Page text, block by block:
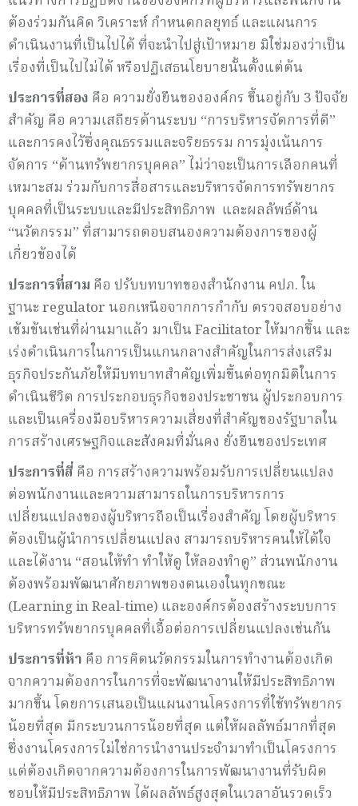
ต้องร่วมกันคิด วิเคราะห์ กำหนดกลยุทธ์ และแผนการ
ดำเนินงานที่เป็นไปได้ ที่จะนำไปสู่เป้าหมาย มิใช่มองว่าเป็น
เรื่องที่เป็นไปไม่ได้ หรือปฏิเสธนโยบายนั้นตั้งแต่ต้น
ประการที่สอง คือ ความยั่งยืนขององค์กร ขึ้นอยู่กับ 3 ปัจจัย
สำคัญ คือ ความเสถียรด้านระบบ “การบริหารจัดการที่ดี”
และการคงไว้ซึ่งคุณธรรมและจริยธรรม การมุ่งเน้นการ
จัดการ “ด้านทรัพยากรบุคคล” ไม่ว่าจะเป็นการเลือกคนที่
เหมาะสม ร่วมกับการสื่อสารและบริหารจัดการทรัพยากร
บุคคลที่เป็นระบบและมีประสิทธิภาพ และผลลัพธ์ด้าน
“นวัตกรรม” ที่สามารถตอบสนองความต้องการของผู้
เกี่ยวข้องได้
ประการที่สาม คือ ปรับบทบาทของสำนักงาน คปภ. ใน
ฐานะ regulator นอกเหนือจากการกำกับ ตรวจสอบอย่าง
เข้มข้นเช่นที่ผ่านมาแล้ว มาเป็น Facilitator ให้มากขึ้น และ
เร่งดำเนินการในการเป็นแกนกลางสำคัญในการส่งเสริม
ธุรกิจประกันภัยให้มีบทบาทสำคัญเพิ่มขึ้นต่อทุกมิติในการ
ดำเนินชีวิต การประกอบธุรกิจของประชาชน ผู้ประกอบการ
และเป็นเครื่องมือบริหารความเสี่ยงที่สำคัญของรัฐบาลใน
การสร้างเศรษฐกิจและสังคมที่มั่นคง ยั่งยืนของประเทศ
ประการที่สี่ คือ การสร้างความพร้อมรับการเปลี่ยนแปลง
ต่อพนักงานและความสามารถในการบริหารการ
เปลี่ยนแปลงของผู้บริหารถือเป็นเรื่องสำคัญ โดยผู้บริหาร
ต้องเป็นผู้นำการเปลี่ยนแปลง สามารถบริหารคนให้ได้ใจ
และได้งาน “สอนให้ทำ ทำให้ดู ให้ลองทำดู” ส่วนพนักงาน
ต้องพร้อมพัฒนาศักยภาพของตนเองในทุกขณะ
(Learning in Real-time) และองค์กรต้องสร้างระบบการ
บริหารทรัพยากรบุคคลที่เอื้อต่อการเปลี่ยนแปลงเช่นกัน
ประการที่ห้า คือ การคิดนวัตกรรมในการทำงานต้องเกิด
จากความต้องการในการที่จะพัฒนางานให้มีประสิทธิภาพ
มากขึ้น โดยการเสนอเป็นแผนงานโครงการที่ใช้ทรัพยากร
น้อยที่สุด มีกระบวนการน้อยที่สุด แต่ให้ผลลัพธ์มากที่สุด
ซึ่งงานโครงการไม่ใช่การนำงานประจำมาทำเป็นโครงการ
แต่ต้องเกิดจากความต้องการในการพัฒนางานที่รับผิด
ชอบให้มีประสิทธิภาพ ได้ผลลัพธ์สูงสุดในเวลาอันรวดเร็ว